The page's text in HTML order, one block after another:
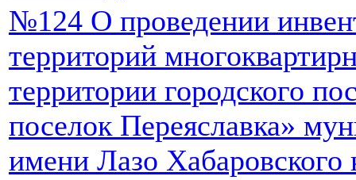
№124 О проведении
территорий
территории городского
поселок Переяславка»
имени Лазо Хабаровского